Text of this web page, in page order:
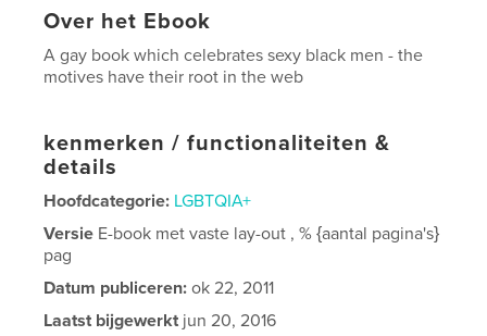
Over het Ebook
A gay book which celebrates sexy black men - the
motives have their root in the web
kenmerken / functionaliteiten &
details
Hoofdcategorie: LGBTQIA+
Versie E-book met vaste lay-out , % {aantal pagina's}
pag
Datum publiceren: ok 22, 2011
Laatst bijgewerkt jun 20, 2016